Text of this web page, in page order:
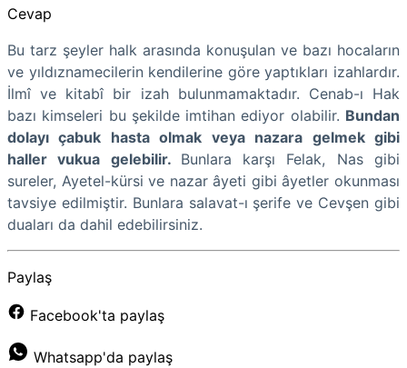
Cevap
Bu tarz şeyler halk arasında konuşulan ve bazı hocaların
ve yıldıznamecilerin kendilerine göre yaptıkları izahlardır.
İlmî ve kitabî bir izah bulunmamaktadır. Cenab-ı Hak
bazı kimseleri bu şekilde imtihan ediyor olabilir. Bundan
dolayı çabuk hasta olmak veya nazara gelmek gibi
haller vukua gelebilir. Bunlara karşı Felak, Nas gibi
sureler, Ayetel-kürsi ve nazar âyeti gibi âyetler okunması
tavsiye edilmiştir. Bunlara salavat-ı şerife ve Cevşen gibi
duaları da dahil edebilirsiniz.
Paylaş
Facebook'ta paylaş
Whatsapp'da paylaş